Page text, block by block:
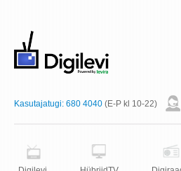
Kasutajatugi: 680 4040 (E-P kl 10-22)